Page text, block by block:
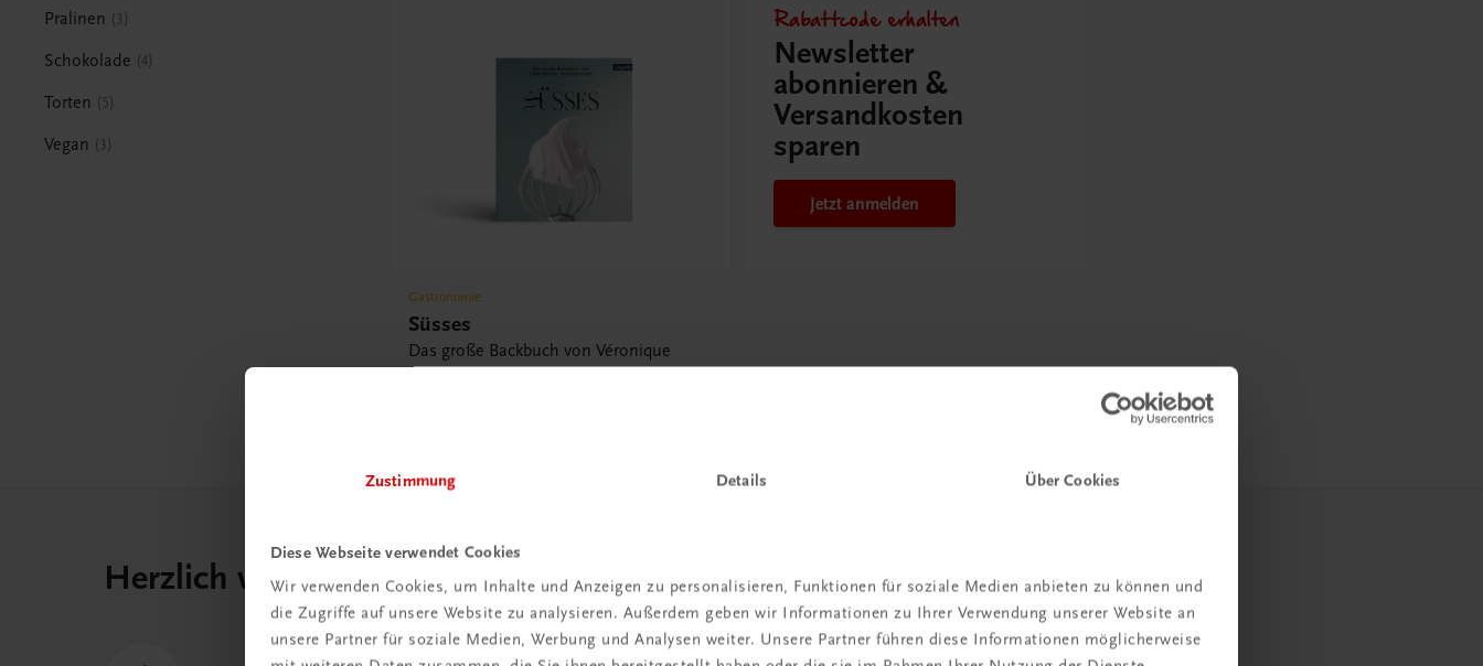
Zustimmung Details Über Cookies
Diese Webseite verwendet Cookies
Wir verwenden Cookies, um Inhalte und Anzeigen zu personalisieren, Funktionen für soziale Medien anbieten zu können und
die Zugriffe auf unsere Website zu analysieren. Außerdem geben wir Informationen zu Ihrer Verwendung unserer Website an
unsere Partner für soziale Medien, Werbung und Analysen weiter. Unsere Partner führen diese Informationen möglicherweise
Pralinen 3
Schokolade 4
Torten 5
Vegan 3
Gastronomie
Süsses
Das große Backbuch von Véronique
Rabattcode erhalten
Newsletter
abonnieren &
Versandkosten
sparen
Jetzt anmelden
Herzlich willkommen bei TRAUNER!